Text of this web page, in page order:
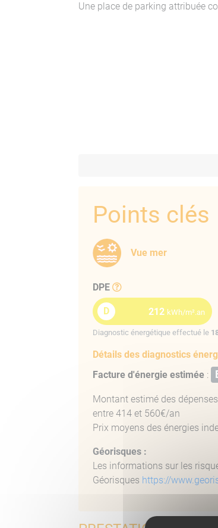
Une place de parking attribuée
Points clés
Vue mer
DPE
D 212 kWh/m².an
Diagnostic énergétique effectué le
Détails des diagnostics
Facture d'énergie estimée :
Montant estimé des
entre 414 et 560€/an
Prix moyens des énergies
Géorisques :
Les informations sur les
Géorisques https://